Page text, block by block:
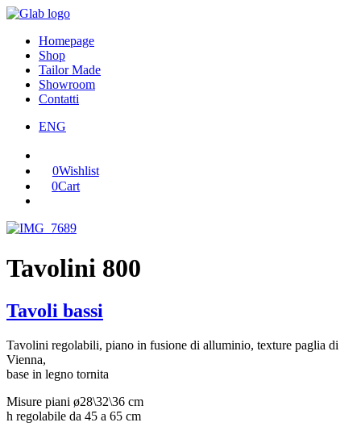
Homepage
Shop
Tailor Made
Showroom
Contatti
ENG
0Wishlist
0Cart
Tavolini 800
Tavoli bassi
Tavolini regolabili, piano in fusione di alluminio, texture paglia di
Vienna,
base in legno tornita
Misure piani ø28\32\36 cm
h regolabile da 45 a 65 cm